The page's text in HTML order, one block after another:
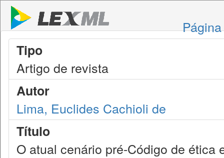
Tipo
Artigo de revista
Autor
Lima, Euclides Cachioli de
Título
O atual cenário pré-Código de ética